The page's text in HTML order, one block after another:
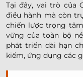
Tại đây, vai trò của
điều hành mà còn
chiến lược trọng
vững của toàn bộ
phát triển dài hạn
kiếm, ứng dụng các